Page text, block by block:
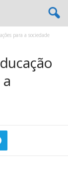
para a sociedade